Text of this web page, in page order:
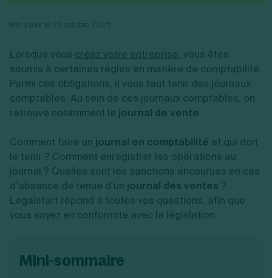
Commerce
Transport
Autres
Ressources
Simulateur de choix de forme juridique
Estimation du coût de création
Calcul d'éligibilité à l'ACRE
Vérification de la disponibilité du nom d'entreprise
Générateur de mentions légales
Réduction de capital
Gérer son entreprise
Gestion comptable
Approbation des comptes
Dépôt de marque
Protection des créations
Confidentialité de l'adresse du dirigeant
Fermer son entreprise
Radiation auto entrepreneur
Mise en sommeil
Dissolution-liquidation
Conseil/finance
Vente en ligne
Services aux entreprises
Construction/travaux
Restauration
Transport
Autres
Par fonctionnalité
Logiciel de facturation
Logiciel de comptabilité
Gestion des achats
Fiches SCI
Fiches auto-entrepreneur
Fiches association
Toutes les fiches sur la création
Autres démarches
Gestion d’entreprise
Fermeture d’entreprise
Exercice d’un métier
Recouvrement de factures
Gérer ses salariés
Sélection de fiches pratiques
Création de micro-entreprise
Lorsque vous créez votre entreprise, vous êtes
soumis à certaines règles en matière de comptabilité.
Parmi ces obligations, il vous faut tenir des journaux
comptables. Au sein de ces journaux comptables, on
retrouve notamment le journal de vente.
Comment faire un journal en comptabilité et qui doit
le tenir ? Comment enregistrer les opérations au
journal ? Quelles sont les sanctions encourues en cas
d’absence de tenue d’un journal des ventes ?
Legalstart répond à toutes vos questions, afin que
vous soyez en conformité avec la législation.
mini-sommaire